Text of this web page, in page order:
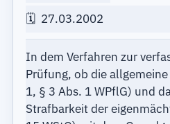
27.03.2002
In dem Verfahren zur
Prüfung, ob die
1, § 3 Abs. 1 WPflG) und
Strafbarkeit der